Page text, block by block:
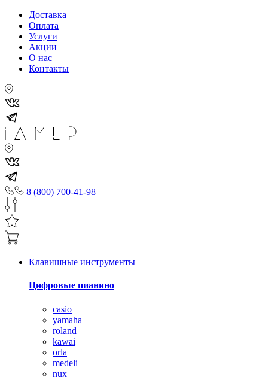
Доставка
Оплата
Услуги
Акции
О нас
Контакты
8 (800) 700-41-98
Клавишные инструменты
Цифровые пианино
casio
yamaha
roland
kawai
orla
medeli
nux